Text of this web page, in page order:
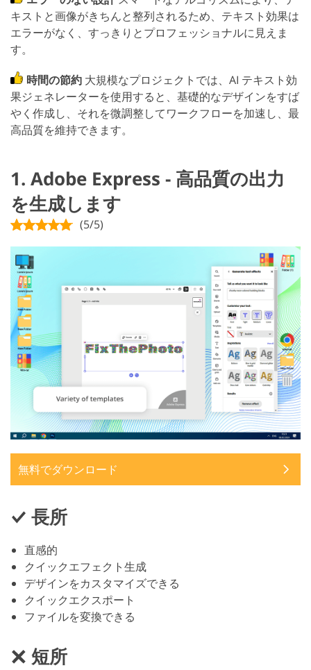
キストと画像がきちんと整列されるため、テキスト効果は
エラーがなく、すっきりとプロフェッショナルに見えま
す。
時間の節約 大規模なプロジェクトでは、AI テキスト効
果ジェネレーターを使用すると、基礎的なデザインをすば
やく作成し、それを微調整してワークフローを加速し、最
高品質を維持できます。
1. Adobe Express - 高品質の出力
を生成します
(5/5)
無料でダウンロード
長所
直感的
クイックエフェクト生成
デザインをカスタマイズできる
クイックエクスポート
ファイルを変換できる
短所